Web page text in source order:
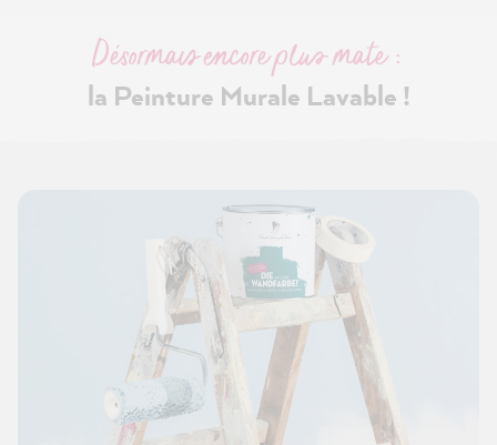
Désormais encore plus mate :
la Peinture Murale Lavable !